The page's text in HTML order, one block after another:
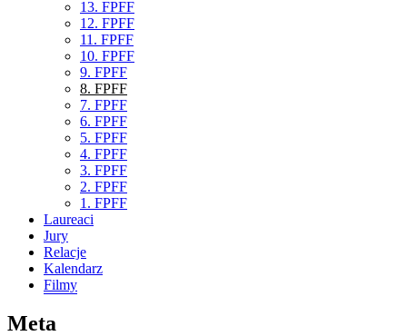
13. FPFF
12. FPFF
11. FPFF
10. FPFF
9. FPFF
8. FPFF
7. FPFF
6. FPFF
5. FPFF
4. FPFF
3. FPFF
2. FPFF
1. FPFF
Laureaci
Jury
Relacje
Kalendarz
Filmy
Meta